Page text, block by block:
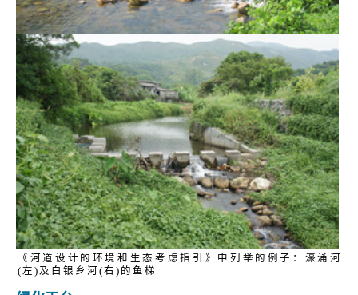
《河道设计的环境和生态考虑指引》中列举的例子：濠涌河
(左)及白银乡河(右)的鱼梯